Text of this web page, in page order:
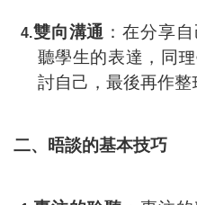
4.雙向溝通 ：在分享
聽學生的表達，同
討自己，最後再作整
二、晤談的基本技巧